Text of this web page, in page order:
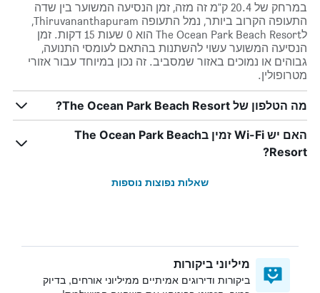
במרחק של 20.4 ק"מ זה מזה, זמן הנסיעה המשוער בין שדה
התעופה הקרוב ביותר, נמל התעופה Thiruvananthapuram,
לThe Ocean Park Beach Resort הוא 0 שעות 15 דקות. זמן
הנסיעה המשוער עשוי להשתנות בהתאם לעומסי התנועה,
גבוהים או נמוכים באזור שמסביב. זה נכון במיוחד עבור אזורי
מטרופולין.
מה הטלפון של The Ocean Park Beach Resort?
האם יש Wi-Fi זמין בThe Ocean Park Beach
Resort?
שאלות נפוצות נוספות
מיליוני ביקורות
ביקורות ודירוגים אמיתיים ממיליוני אורחים, בדיוק